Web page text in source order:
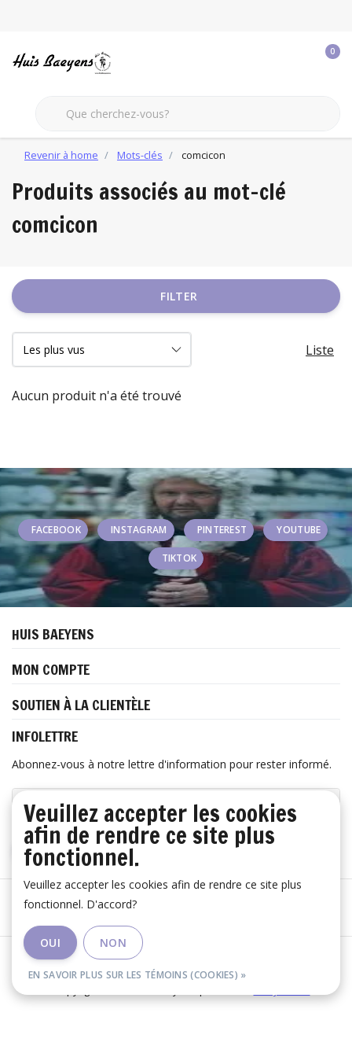
0
Revenir à home Mots-clés comcicon
Produits associés au mot-clé
comcicon
FILTER
Liste
Aucun produit n'a été trouvé
FACEBOOK INSTAGRAM PINTEREST YOUTUBE
TIKTOK
HUIS BAEYENS
MON COMPTE
SOUTIEN À LA CLIENTÈLE
INFOLETTRE
Abonnez-vous à notre lettre d'information pour rester informé.
S'ABONNER
Les conditions générales
Veuillez accepter les cookies
afin de rendre ce site plus
fonctionnel.
Veuillez accepter les cookies afin de rendre ce site plus
fonctionnel. D'accord?
OUI NON
EN SAVOIR PLUS SUR LES TÉMOINS (COOKIES) »